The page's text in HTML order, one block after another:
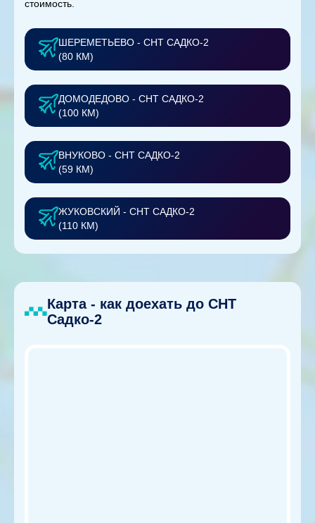
стоимость.
ШЕРЕМЕТЬЕВО - СНТ САДКО-2
(80 КМ)
ДОМОДЕДОВО - СНТ САДКО-2
(100 КМ)
ВНУКОВО - СНТ САДКО-2
(59 КМ)
ЖУКОВСКИЙ - СНТ САДКО-2
(110 КМ)
Карта - как доехать до СНТ
Садко-2